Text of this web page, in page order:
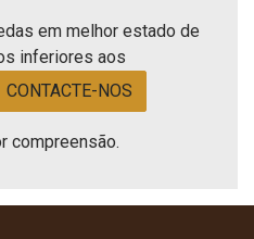
em melhor estado de
inferiores aos
CONTACTE-NOS
compreensão.